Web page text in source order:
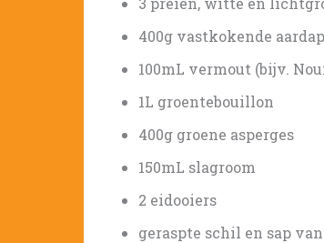
400g vastkokende
100mL vermout (bijv.
1L groentebouillon
400g groene asperges
150mL slagroom
2 eidooiers
geraspte schil en sap